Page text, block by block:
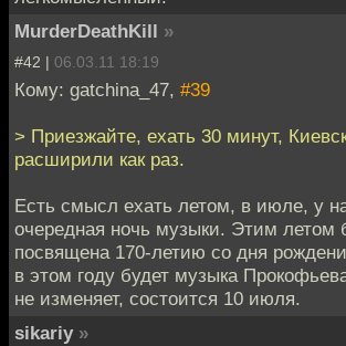
MurderDeathKill »
#42 | 06.03.11 18:19
Кому: gatchina_47, #39
> Приезжайте, ехать 30 минут,
расширили как раз.
Есть смысл ехать летом, в июле, у
очередная ночь музыки. Этим летом
посвящена 170-летию со дня
в этом году будет музыка
не изменяет, состоится 10 июля.
sikariy »